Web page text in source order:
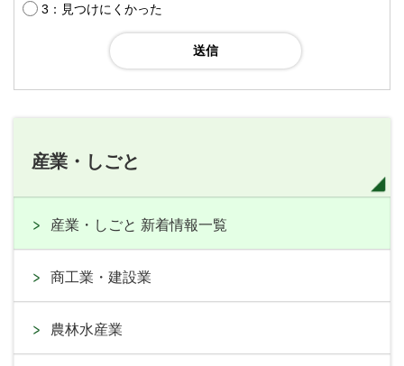
3：見つけにくかった
産業・しごと
産業・しごと 新着情報一覧
商工業・建設業
農林水産業